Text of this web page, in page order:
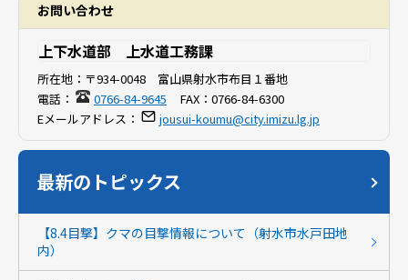
お問い合わせ
上下水道部 上水道工務課
所在地： 〒934-0048 富山県射水市布目１番地
電話：
0766-84-9645 FAX： 0766-84-6300
Eメールアドレス：
jousui-koumu@city.imizu.lg.jp
最新のトピックス
【8.4目撃】クマの目撃情報について（射水市水戸田地
内）